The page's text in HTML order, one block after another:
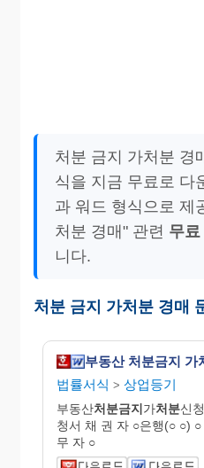
처분 금지 가처분 경
식을 지금 무료로 다
과 워드 형식으로 제
처분 경매" 관련 무료
니다.
처분 금지 가처분 경매
부동산 처분금지 가
법률서식 > 상업등기
부동산처분금지가처분신
청서 채 권 자 ○은행(○ ○)
무 자 ○